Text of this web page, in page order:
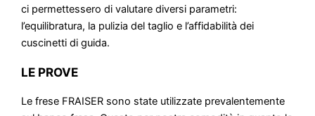
ci permettessero di valutare diversi parametri:
l’equilibratura, la pulizia del taglio e l’affidabilità dei
cuscinetti di guida.
LE PROVE
Le frese FRAISER sono state utilizzate prevalentemente